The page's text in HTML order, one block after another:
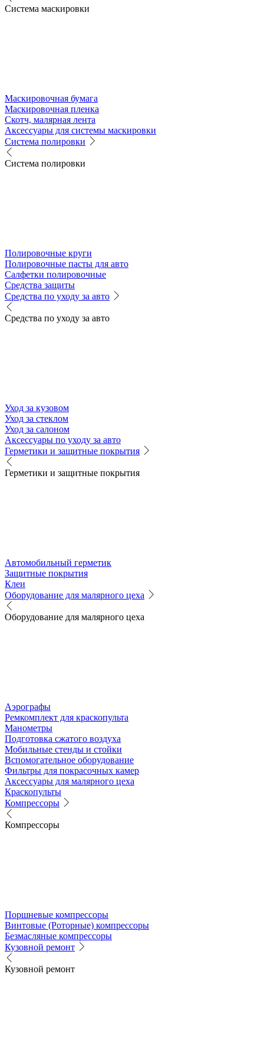
Система маскировки
Маскировочная бумага
Маскировочная пленка
Скотч, малярная лента
Аксессуары для системы маскировки
Система полировки
Система полировки
Полировочные круги
Полировочные пасты для авто
Салфетки полировочные
Средства защиты
Средства по уходу за авто
Средства по уходу за авто
Уход за кузовом
Уход за стеклом
Уход за салоном
Аксессуары по уходу за авто
Герметики и защитные покрытия
Герметики и защитные покрытия
Автомобильный герметик
Защитные покрытия
Клеи
Оборудование для малярного цеха
Оборудование для малярного цеха
Аэрографы
Ремкомплект для краскопульта
Манометры
Подготовка сжатого воздуха
Мобильные стенды и стойки
Вспомогательное оборудование
Фильтры для покрасочных камер
Аксессуары для малярного цеха
Краскопульты
Компрессоры
Компрессоры
Поршневые компрессоры
Винтовые (Роторные) компрессоры
Безмасляные компрессоры
Кузовной ремонт
Кузовной ремонт